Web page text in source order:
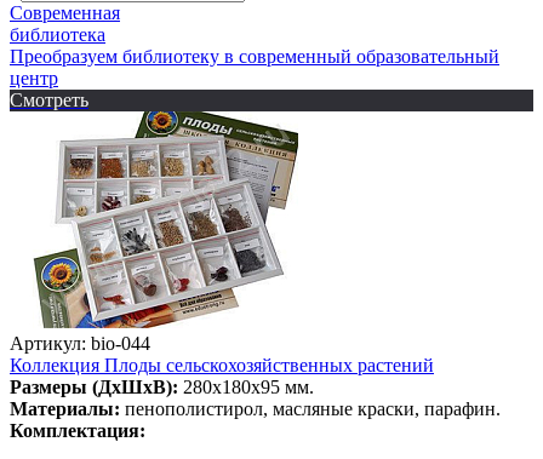
Современная
библиотека
Преобразуем библиотеку в современный образовательный
центр
Смотреть
Артикул: bio-044
Коллекция Плоды сельскохозяйственных растений
Размеры (ДхШхВ): 280х180х95 мм.
Материалы: пенополистирол, масляные краски, парафин.
Комплектация: